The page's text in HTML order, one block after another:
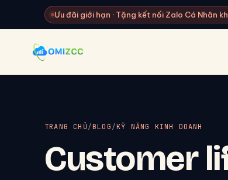
Ưu đãi giới hạn · Tặng kết nối Zalo Cá Nhân
TRANG CHỦ/BLOG/KỸ NĂNG KINH DOANH
Customer